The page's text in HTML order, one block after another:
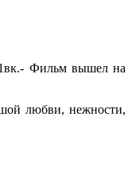
Фильм вышел на
любви, нежности,